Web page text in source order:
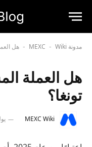
مدونة MEXC - Wiki
- هل
هل العملة
تونغا؟
MEXC Wiki